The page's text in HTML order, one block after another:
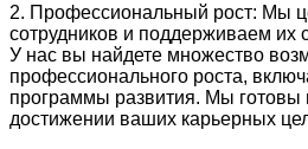
2. Профессиональный рост: Мы
сотрудников и поддерживаем их
У нас вы найдете множество
профессионального роста,
программы развития. Мы готовы
достижении ваших карьерных